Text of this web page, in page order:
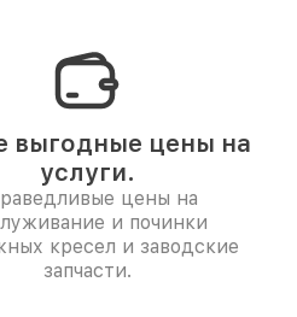
выгодные цены на
услуги.
цены на
и починки
кресел и заводские
запчасти.